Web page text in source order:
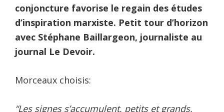
conjoncture favorise le regain des études
d’inspiration marxiste. Petit tour d’horizon
avec Stéphane Baillargeon, journaliste au
journal Le Devoir.
Morceaux choisis:
“Les signes s’accumulent, petits et grands,